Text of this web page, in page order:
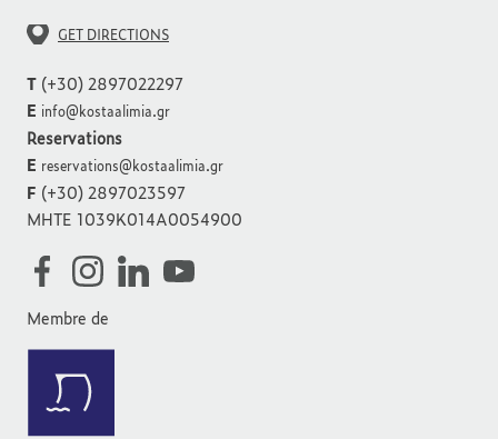
GET DIRECTIONS
T (+30) 2897022297
E info@kostaalimia.gr
Reservations
E reservations@kostaalimia.gr
F (+30) 2897023597
MHTE 1039K014A0054900
Membre de